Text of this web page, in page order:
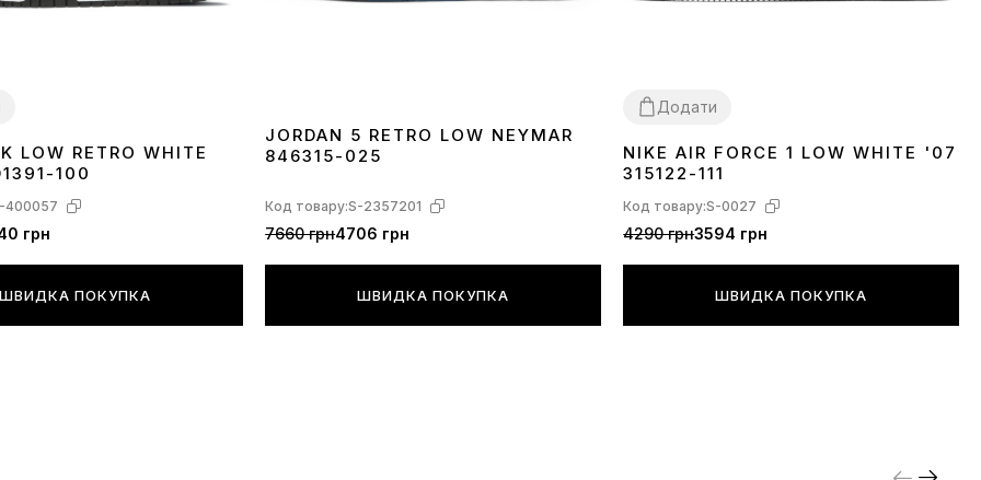
414243 4445
LOW RETRO WHITE
100
400057
грн
ШВИДКА ПОКУПКА
JORDAN 5 RETRO LOW NEYMAR
846315-025
Код товару:S-2357201
7660 грн4706 грн
ШВИДКА ПОКУПКА
Додати
3637 38 39 40414243 444546
NIKE AIR FORCE 1 LOW WHITE '07
315122-111
Код товару:S-0027
4290 грн3594 грн
ШВИДКА ПОКУПКА